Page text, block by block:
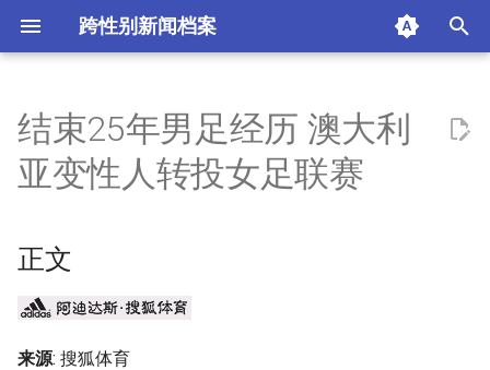
跨性别新闻档案
n
t
a
正文
附加信息 [Processed Page
结束25年男足经历 澳大利
亚变性人转投女足联赛
正文
来源: 搜狐体育